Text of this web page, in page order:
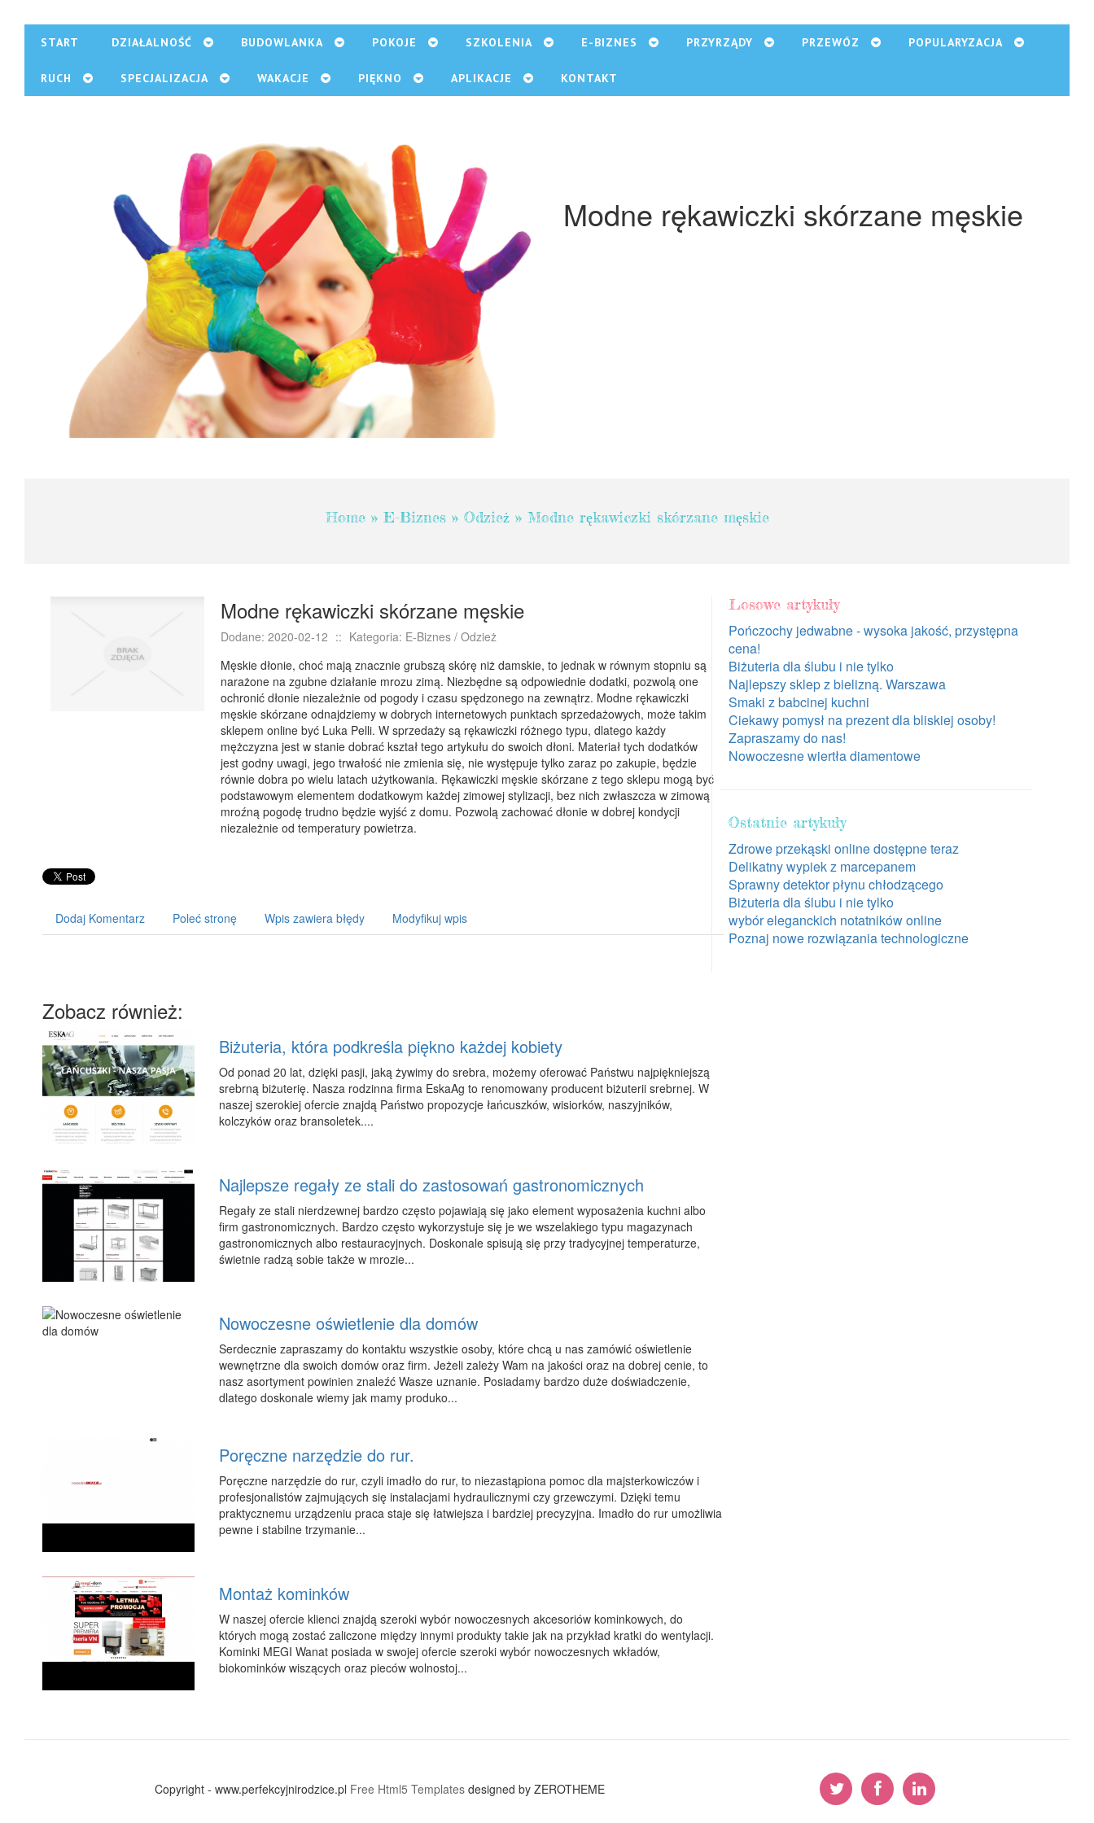
START DZIAŁALNOŚĆ BUDOWLANKA POKOJE SZKOLENIA E-BIZNES PRZYRZĄDY PRZEWÓZ POPULARYZACJA
RUCH SPECJALIZACJA WAKACJE PIĘKNO APLIKACJE KONTAKT
Modne rękawiczki skórzane męskie
Home» E-Biznes» Odzież» Modne rękawiczki skórzane męskie
Modne rękawiczki skórzane męskie
Dodane: 2020-02-12 :: Kategoria: E-Biznes / Odzież
Męskie dłonie, choć mają znacznie grubszą skórę niż damskie, to jednak w równym stopniu są
narażone na zgubne działanie mrozu zimą. Niezbędne są odpowiednie dodatki, pozwolą one
ochronić dłonie niezależnie od pogody i czasu spędzonego na zewnątrz. Modne rękawiczki
męskie skórzane odnajdziemy w dobrych internetowych punktach sprzedażowych, może takim
sklepem online być Luka Pelli. W sprzedaży są rękawiczki różnego typu, dlatego każdy
mężczyzna jest w stanie dobrać kształ tego artykułu do swoich dłoni. Materiał tych dodatków
jest godny uwagi, jego trwałość nie zmienia się, nie występuje tylko zaraz po zakupie, będzie
równie dobra po wielu latach użytkowania. Rękawiczki męskie skórzane z tego sklepu mogą być
podstawowym elementem dodatkowym każdej zimowej stylizacji, bez nich zwłaszcza w zimową
mroźną pogodę trudno będzie wyjść z domu. Pozwolą zachować dłonie w dobrej kondycji
niezależnie od temperatury powietrza.
Dodaj Komentarz Poleć stronę Wpis zawiera błędy Modyfikuj wpis
Zobacz również:
Biżuteria, która podkreśla piękno każdej kobiety
Od ponad 20 lat, dzięki pasji, jaką żywimy do srebra, możemy oferować Państwu najpiękniejszą
srebrną biżuterię. Nasza rodzinna firma EskaAg to renomowany producent biżuterii srebrnej. W
naszej szerokiej ofercie znajdą Państwo propozycje łańcuszków, wisiorków, naszyjników,
kolczyków oraz bransoletek....
Najlepsze regały ze stali do zastosowań gastronomicznych
Regały ze stali nierdzewnej bardzo często pojawiają się jako element wyposażenia kuchni albo
firm gastronomicznych. Bardzo często wykorzystuje się je we wszelakiego typu magazynach
gastronomicznych albo restauracyjnych. Doskonale spisują się przy tradycyjnej temperaturze,
świetnie radzą sobie także w mrozie...
Nowoczesne oświetlenie dla domów
Serdecznie zapraszamy do kontaktu wszystkie osoby, które chcą u nas zamówić oświetlenie
wewnętrzne dla swoich domów oraz firm. Jeżeli zależy Wam na jakości oraz na dobrej cenie, to
nasz asortyment powinien znaleźć Wasze uznanie. Posiadamy bardzo duże doświadczenie,
dlatego doskonale wiemy jak mamy produko...
Poręczne narzędzie do rur.
Poręczne narzędzie do rur, czyli imadło do rur, to niezastąpiona pomoc dla majsterkowiczów i
profesjonalistów zajmujących się instalacjami hydraulicznymi czy grzewczymi. Dzięki temu
praktycznemu urządzeniu praca staje się łatwiejsza i bardziej precyzyjna. Imadło do rur umożliwia
pewne i stabilne trzymanie...
Montaż kominków
W naszej ofercie klienci znajdą szeroki wybór nowoczesnych akcesoriów kominkowych, do
których mogą zostać zaliczone między innymi produkty takie jak na przykład kratki do wentylacji.
Kominki MEGI Wanat posiada w swojej ofercie szeroki wybór nowoczesnych wkładów,
biokominków wiszących oraz pieców wolnostoj...
Losowe artykuły
Pończochy jedwabne - wysoka jakość, przystępna
cena!
Biżuteria dla ślubu i nie tylko
Najlepszy sklep z bielizną. Warszawa
Smaki z babcinej kuchni
Ciekawy pomysł na prezent dla bliskiej osoby!
Zapraszamy do nas!
Nowoczesne wiertła diamentowe
Ostatnie artykuły
Zdrowe przekąski online dostępne teraz
Delikatny wypiek z marcepanem
Sprawny detektor płynu chłodzącego
Biżuteria dla ślubu i nie tylko
wybór eleganckich notatników online
Poznaj nowe rozwiązania technologiczne
Copyright - www.perfekcyjnirodzice.pl Free Html5 Templates designed by ZEROTHEME